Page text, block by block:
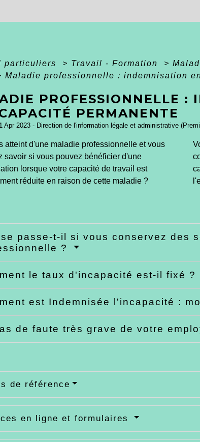
particuliers > Travail - Formation >
Maladie professionnelle : indemnisation
PROFESSIONNELLE :
PERMANENTE
Apr 2023 - Direction de l'information légale et administrative
atteint d'une maladie professionnelle et vous
savoir si vous pouvez bénéficier d'une
lorsque votre capacité de travail est
réduite en raison de cette maladie ?
passe-t-il si vous conservez des
?
le taux d'incapacité est-il fixé ?
est Indemnisée l'incapacité :
de faute très grave de votre
de référence
en ligne et formulaires